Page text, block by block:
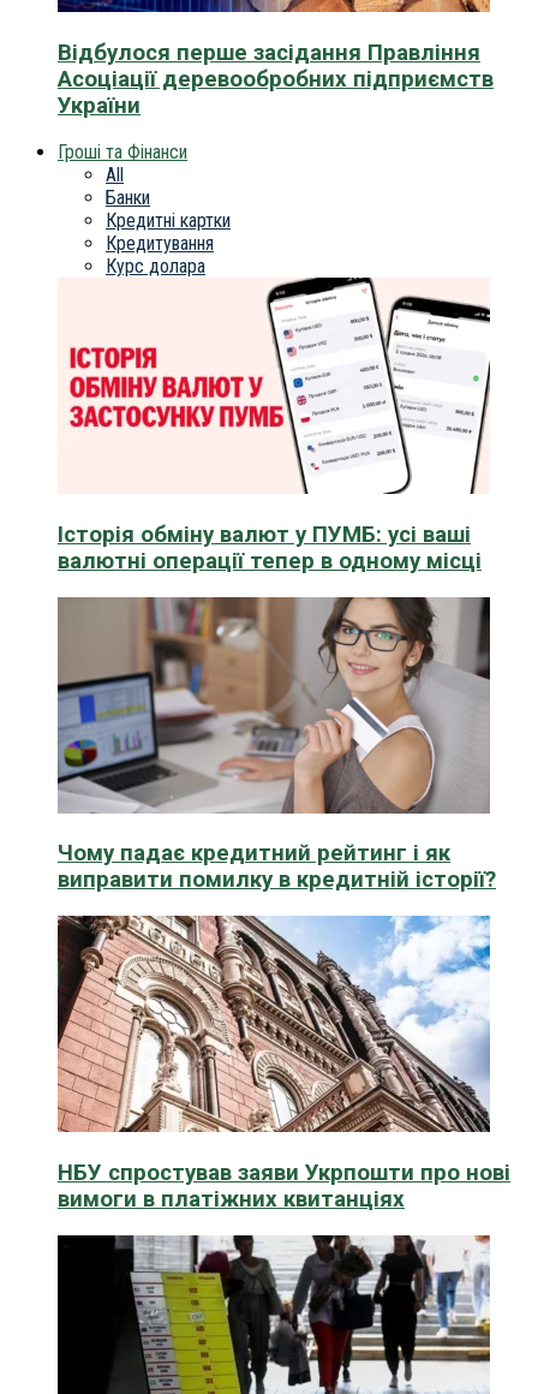
Відбулося перше засідання Правління
Асоціації деревообробних підприємств
України
Гроші та Фінанси
All
Банки
Кредитні картки
Кредитування
Курс долара
Історія обміну валют у ПУМБ: усі ваші
валютні операції тепер в одному місці
Чому падає кредитний рейтинг і як
виправити помилку в кредитній історії?
НБУ спростував заяви Укрпошти про нові
вимоги в платіжних квитанціях